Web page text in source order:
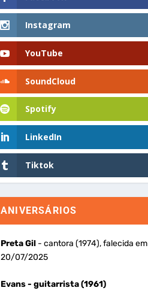
Instagram
YouTube
SoundCloud
Spotify
LinkedIn
Tiktok
ANIVERSÁRIOS
Preta Gil- cantora (1974), falecida em
20/07/2025
Evans- guitarrista (1961)